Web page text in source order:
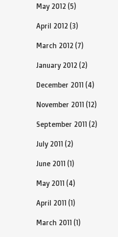
May 2012 (5)
April 2012 (3)
March 2012 (7)
January 2012 (2)
December 2011 (4)
November 2011 (12)
September 2011 (2)
July 2011 (2)
June 2011 (1)
May 2011 (4)
April 2011 (1)
March 2011 (1)